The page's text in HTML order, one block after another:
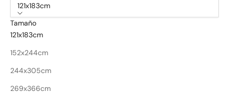
121x183cm
Tamaño
121x183cm
152x244cm
244x305cm
269x366cm